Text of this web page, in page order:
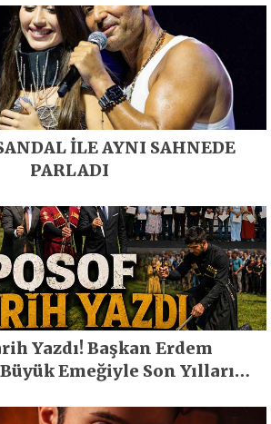
İLE AYNI SAHNEDE
PARLADI
Yazdı! Başkan Erdem
Emeğiyle Son Yılların